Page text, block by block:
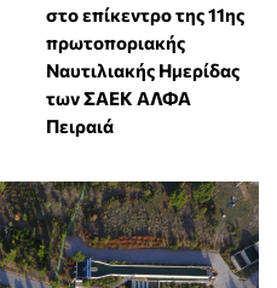
στο επίκεντρο της 11ης
πρωτοποριακής
Ναυτιλιακής Ημερίδας
των ΣΑΕΚ ΑΛΦΑ
Πειραιά